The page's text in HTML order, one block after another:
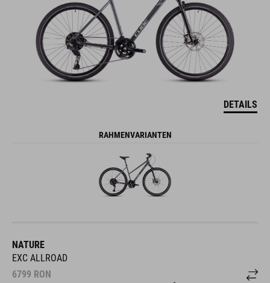
DETAILS
RAHMENVARIANTEN
NATURE
EXC ALLROAD
6799 RON